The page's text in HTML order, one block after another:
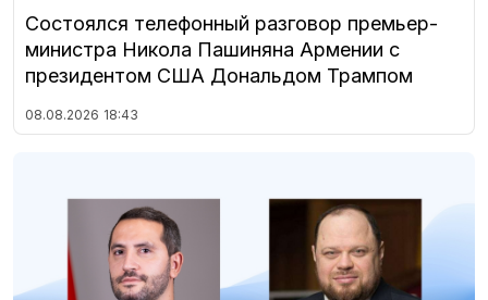
Состоялся телефонный разговор премьер-
министра Никола Пашиняна Армении с
президентом США Дональдом Трампом
08.08.2026 18:43